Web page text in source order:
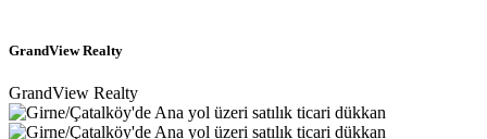
GrandView Realty
GrandView Realty